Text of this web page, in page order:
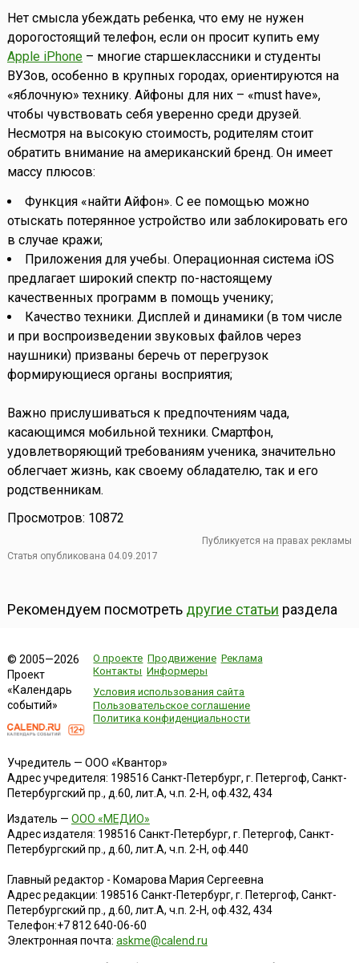
Нет смысла убеждать ребенка, что ему не нужен
дорогостоящий телефон, если он просит купить ему
Apple iPhone– многие старшеклассники и студенты
ВУЗов, особенно в крупных городах, ориентируются на
«яблочную» технику. Айфоны для них – «must have»,
чтобы чувствовать себя уверенно среди друзей.
Несмотря на высокую стоимость, родителям стоит
обратить внимание на американский бренд. Он имеет
массу плюсов:
Функция «найти Айфон». С ее помощью можно
отыскать потерянное устройство или заблокировать его
в случае кражи;
Приложения для учебы. Операционная система iOS
предлагает широкий спектр по-настоящему
качественных программ в помощь ученику;
Качество техники. Дисплей и динамики (в том числе
и при воспроизведении звуковых файлов через
наушники) призваны беречь от перегрузок
формирующиеся органы восприятия;
Важно прислушиваться к предпочтениям чада,
касающимся мобильной техники. Смартфон,
удовлетворяющий требованиям ученика, значительно
облегчает жизнь, как своему обладателю, так и его
родственникам.
Просмотров: 10872
Публикуется на правах рекламы
Статья опубликована 04.09.2017
Рекомендуем посмотреть другие статьи раздела
© 2005—2026
Проект
«Календарь
событий»
О проекте Продвижение Реклама
Контакты Информеры
Условия использования сайта
Пользовательское соглашение
Политика конфиденциальности
Учредитель — ООО «Квантор»
Адрес учредителя: 198516 Санкт-Петербург, г. Петергоф, Санкт-
Петербургский пр., д.60, лит.А, ч.п. 2-Н, оф.432, 434
Издатель — ООО «МЕДИО»
Адрес издателя: 198516 Санкт-Петербург, г. Петергоф, Санкт-
Петербургский пр., д.60, лит.А, ч.п. 2-Н, оф.440
Главный редактор - Комарова Мария Сергеевна
Адрес редакции: 198516 Санкт-Петербург, г. Петергоф, Санкт-
Петербургский пр., д.60, лит.А, ч.п. 2-Н, оф.432, 434
Телефон:+7 812 640-06-60
Электронная почта: askme@calend.ru